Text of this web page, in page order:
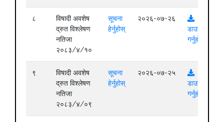
८
विषादी अवशेष
द्रुत विश्लेषण
नतिजा
२०८३/४/१०
सूचना
हेर्नुहोस्
२०२६-०७-२६
डाउनलोड
गर्नुहोस्
९
विषादी अवशेष
द्रुत विश्लेषण
नतिजा
२०८३/४/०९
सूचना
हेर्नुहोस्
२०२६-०७-२५
डाउनलोड
गर्नुहोस्